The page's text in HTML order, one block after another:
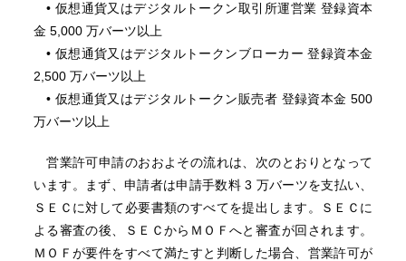
• 仮想通貨又はデジタルトークン取引所運営業 登録資本
金 5,000 万バーツ以上
• 仮想通貨又はデジタルトークンブローカー 登録資本金
2,500 万バーツ以上
• 仮想通貨又はデジタルトークン販売者 登録資本金 500
万バーツ以上
営業許可申請のおおよその流れは、次のとおりとなって
います。まず、申請者は申請手数料 3 万バーツを支払い、
ＳＥＣに対して必要書類のすべてを提出します。ＳＥＣに
よる審査の後、ＳＥＣからＭＯＦへと審査が回されます。
ＭＯＦが要件をすべて満たすと判断した場合、営業許可が